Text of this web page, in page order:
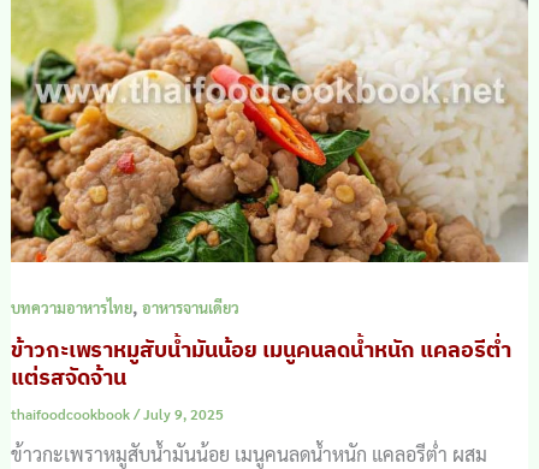
บทความอาหารไทย, อาหารจานเดียว
ข้าวกะเพราหมูสับน้ำมันน้อย เมนูคนลดน้ำหนัก แคลอรีต่ำ
แต่รสจัดจ้าน
thaifoodcookbook/July 9, 2025
ข้าวกะเพราหมูสับน้ำมันน้อย เมนูคนลดน้ำหนัก แคลอรีต่ำ ผสม